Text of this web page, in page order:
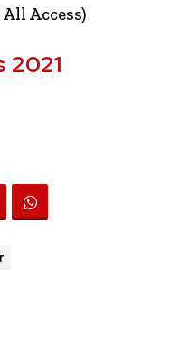
Access)
2021